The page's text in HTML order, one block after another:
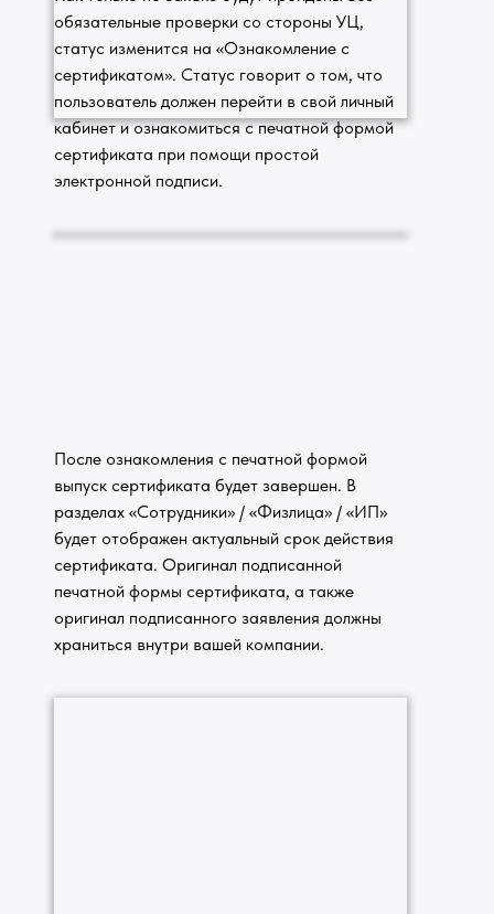
обязательные проверки со стороны УЦ,
статус изменится на «Ознакомление с
сертификатом». Статус говорит о том, что
пользователь должен перейти в свой личный
кабинет и ознакомиться с печатной формой
сертификата при помощи простой
электронной подписи.
После ознакомления с печатной формой
выпуск сертификата будет завершен. В
разделах «Сотрудники» / «Физлица» / «ИП»
будет отображен актуальный срок действия
сертификата. Оригинал подписанной
печатной формы сертификата, а также
оригинал подписанного заявления должны
храниться внутри вашей компании.